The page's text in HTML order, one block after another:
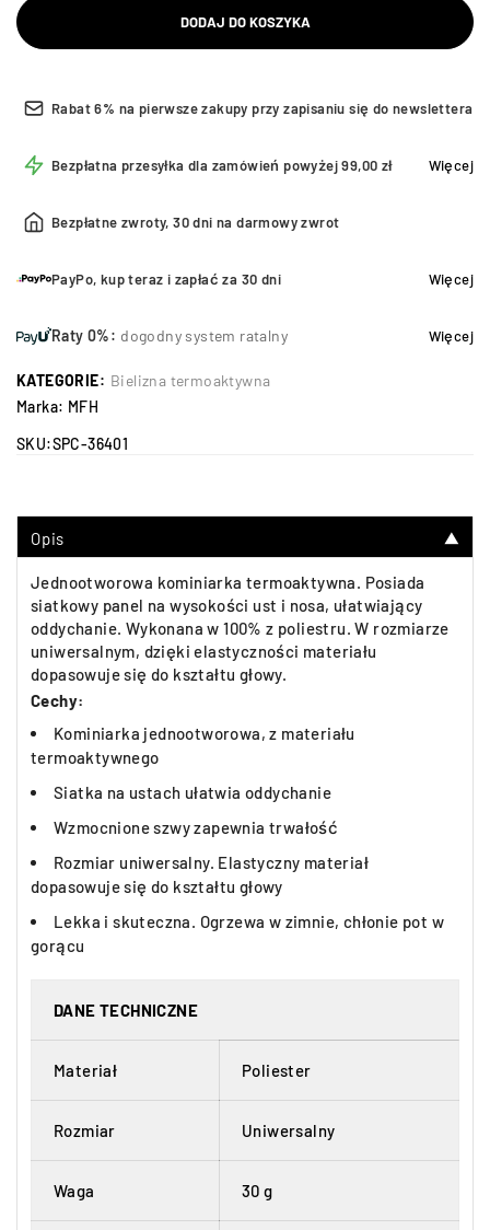
DODAJ DO KOSZYKA
Rabat 6% na pierwsze zakupy przy zapisaniu się do newslettera
Bezpłatna przesyłka dla zamówień powyżej 99,00 zł Więcej
Bezpłatne zwroty, 30 dni na darmowy zwrot
PayPo, kup teraz i zapłać za 30 dni Więcej
Raty 0%: dogodny system ratalny Więcej
KATEGORIE: Bielizna termoaktywna
Marka: MFH
SKU:SPC-36401
Opis ▼
Jednootworowa kominiarka termoaktywna. Posiada
siatkowy panel na wysokości ust i nosa, ułatwiający
oddychanie. Wykonana w 100% z poliestru. W rozmiarze
uniwersalnym, dzięki elastyczności materiału
dopasowuje się do kształtu głowy.
Cechy:
Kominiarka jednootworowa, z materiału
termoaktywnego
Siatka na ustach ułatwia oddychanie
Wzmocnione szwy zapewnia trwałość
Rozmiar uniwersalny. Elastyczny materiał
dopasowuje się do kształtu głowy
Lekka i skuteczna. Ogrzewa w zimnie, chłonie pot w
gorącu
DANE TECHNICZNE
Materiał Poliester
Rozmiar Uniwersalny
Waga 30 g